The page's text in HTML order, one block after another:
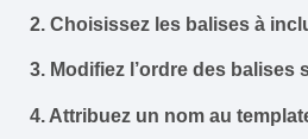
2. Choisissez les balises à
3. Modifiez l’ordre des balises
4. Attribuez un nom au